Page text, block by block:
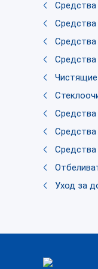
Средства
Средства
Средства
Средства
Средства
Средства
Уход за